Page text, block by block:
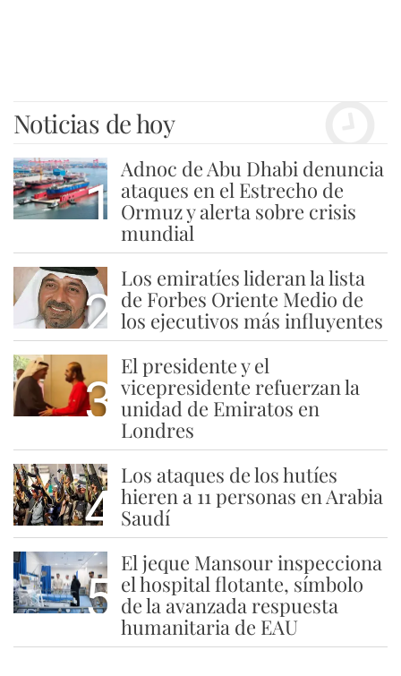
Noticias de hoy
1
Adnoc de Abu Dhabi denuncia
ataques en el Estrecho de
Ormuz y alerta sobre crisis
mundial
2
Los emiratíes lideran la lista
de Forbes Oriente Medio de
los ejecutivos más influyentes
3
El presidente y el
vicepresidente refuerzan la
unidad de Emiratos en
Londres
4
Los ataques de los hutíes
hieren a 11 personas en Arabia
Saudí
5
El jeque Mansour inspecciona
el hospital flotante, símbolo
de la avanzada respuesta
humanitaria de EAU